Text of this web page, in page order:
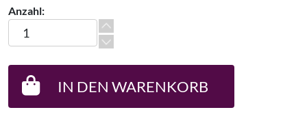
Anzahl:
Pyrogames 2026 | Sitzplatz | Dresden Menge
IN DEN WARENKORB